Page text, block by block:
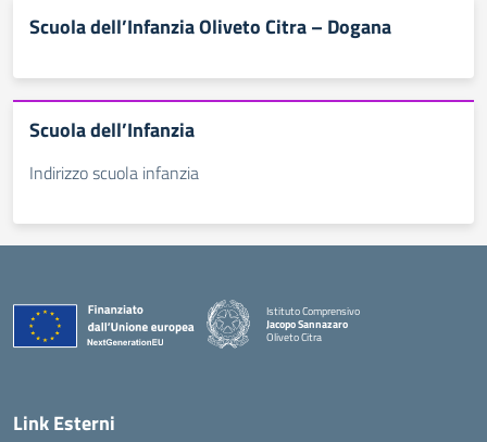
Scuola dell’Infanzia Oliveto Citra – Dogana
Scuola dell’Infanzia
Indirizzo scuola infanzia
Istituto Comprensivo
Jacopo Sannazaro
Oliveto Citra
Link Esterni